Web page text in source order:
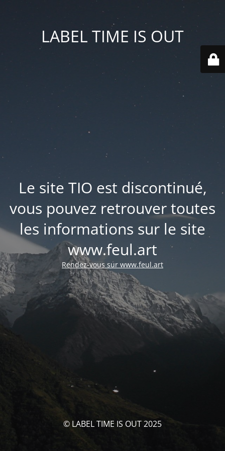
LABEL TIME IS OUT
Le site TIO est discontinué,
vous pouvez retrouver toutes
les informations sur le site
www.feul.art
Rendez-vous sur www.feul.art
© LABEL TIME IS OUT 2025